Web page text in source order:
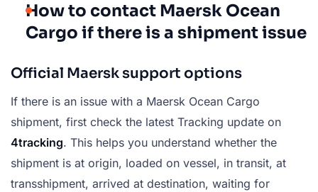
How to contact Maersk Ocean
Cargo if there is a shipment issue
Official Maersk support options
If there is an issue with a Maersk Ocean Cargo
shipment, first check the latest Tracking update on
4tracking. This helps you understand whether the
shipment is at origin, loaded on vessel, in transit, at
transshipment, arrived at destination, waiting for